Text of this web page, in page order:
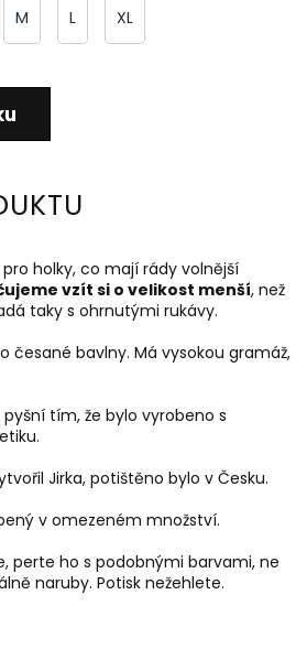
M L XL
pro holky, co mají rády volnější
vzít si o velikost menší, než
taky s ohrnutými rukávy.
česané bavlny. Má vysokou gramáž,
tím, že bylo vyrobeno s
Jirka, potištěno bylo v Česku.
v omezeném množství.
perte ho s podobnými barvami, ne
naruby. Potisk nežehlete.